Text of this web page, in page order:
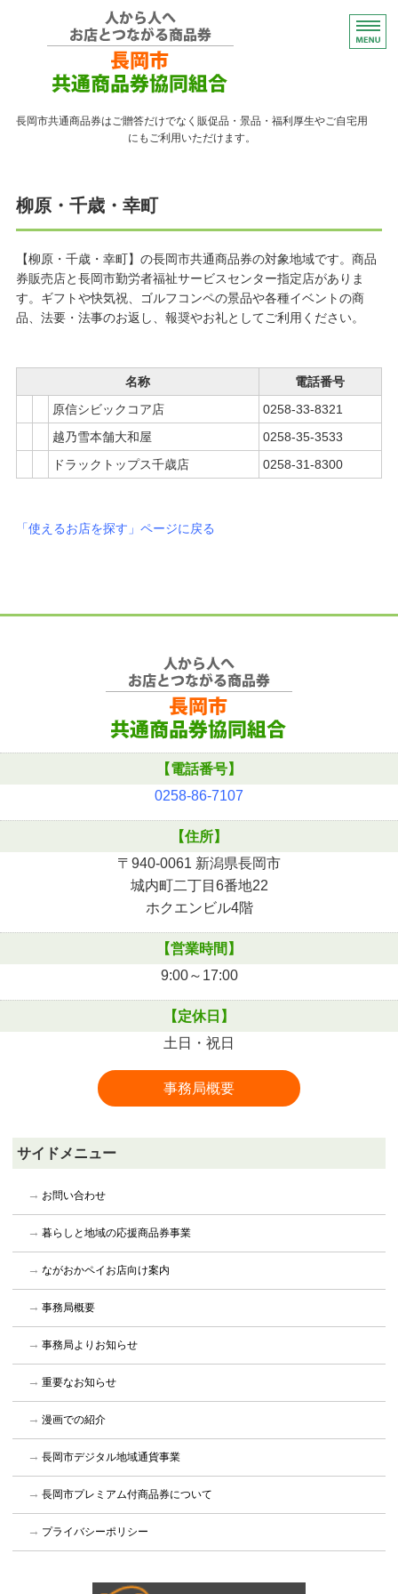
コンパクトなプレゼン
長岡市共通商品券はご贈答だけでなく販促品・景品・福利厚生やご自宅用
にもご利用いただけます。
紙の商品券の販売店
よくある質問
柳原・千歳・幸町
【柳原・千歳・幸町】の長岡市共通商品券の対象地域です。商品
券販売店と長岡市勤労者福祉サービスセンター指定店がありま
す。ギフトや快気祝、ゴルフコンペの景品や各種イベントの商
品、法要・法事のお返し、報奨やお礼としてご利用ください。
名称
電話番号
原信シビックコア店
0258-33-8321
越乃雪本舗大和屋
0258-35-3533
ドラックトップス千歳店
0258-31-8300
「使えるお店を探す」ページに戻る
【電話番号】
0258-86-7107
【住所】
〒940-0061 新潟県長岡市
城内町二丁目6番地22
ホクエンビル4階
【営業時間】
9:00～17:00
【定休日】
土日・祝日
事務局概要
サイドメニュー
お問い合わせ
暮らしと地域の応援商品券事業
ながおかペイお店向け案内
事務局概要
事務局よりお知らせ
重要なお知らせ
漫画での紹介
長岡市デジタル地域通貨事業
長岡市プレミアム付商品券について
プライバシーポリシー